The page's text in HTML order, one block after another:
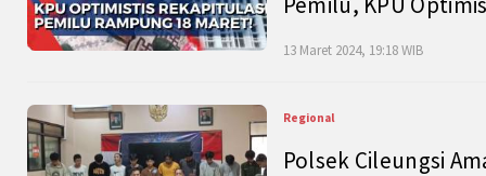
13 Maret 2024, 19:18 WIB
Regional
Polsek Cileungsi